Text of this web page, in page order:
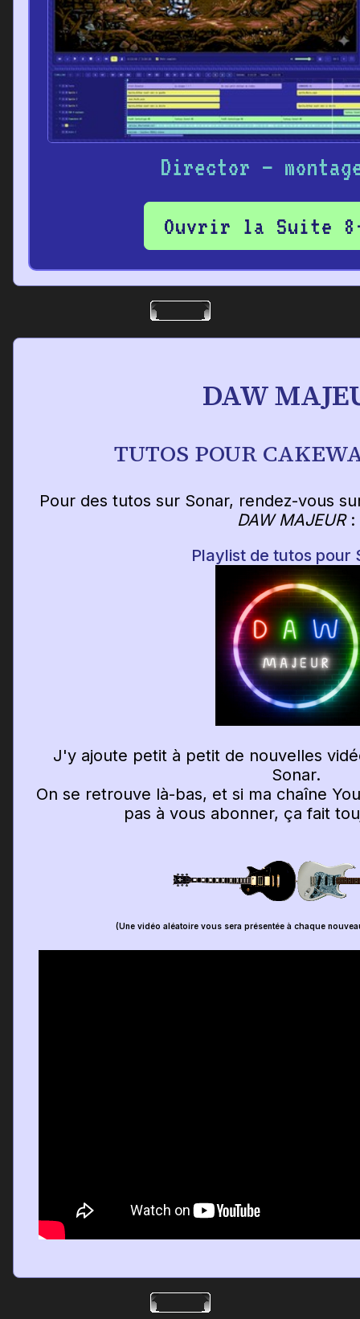
Director –
Ouvrir la Suite
DAW
TUTOS POUR
Pour des tutos sur Sonar, rendez-vous
DAW MAJEUR:
Playlist de tutos pour
J'y ajoute petit à petit de nouvelles
Sonar.
On se retrouve là-bas, et si ma chaîne
pas à vous abonner, ça fait
(Une vidéo aléatoire vous sera présentée à chaque